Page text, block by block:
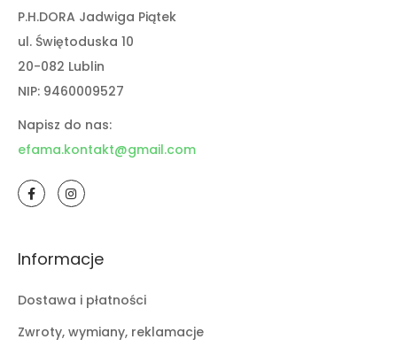
P.H.DORA Jadwiga Piątek
ul. Świętoduska 10
20-082 Lublin
NIP: 9460009527
Napisz do nas:
efama.kontakt@gmail.com
Informacje
Dostawa i płatności
Zwroty, wymiany, reklamacje